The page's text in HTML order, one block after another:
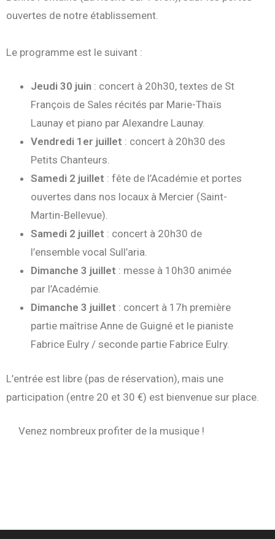
ouvertes de notre établissement.
Le programme est le suivant :
Jeudi 30 juin : concert à 20h30, textes de St
François de Sales récités par Marie-Thaïs
Launay et piano par Alexandre Launay.
Vendredi 1er juillet : concert à 20h30 des
Petits Chanteurs.
Samedi 2 juillet : fête de l’Académie et portes
ouvertes dans nos locaux à Mercier (Saint-
Martin-Bellevue).
Samedi 2 juillet : concert à 20h30 de
l’ensemble vocal Sull’aria.
Dimanche 3 juillet : messe à 10h30 animée
par l’Académie.
Dimanche 3 juillet : concert à 17h première
partie maîtrise Anne de Guigné et le pianiste
Fabrice Eulry / seconde partie Fabrice Eulry.
L’entrée est libre (pas de réservation), mais une
participation (entre 20 et 30 €) est bienvenue sur place.
Venez nombreux profiter de la musique !